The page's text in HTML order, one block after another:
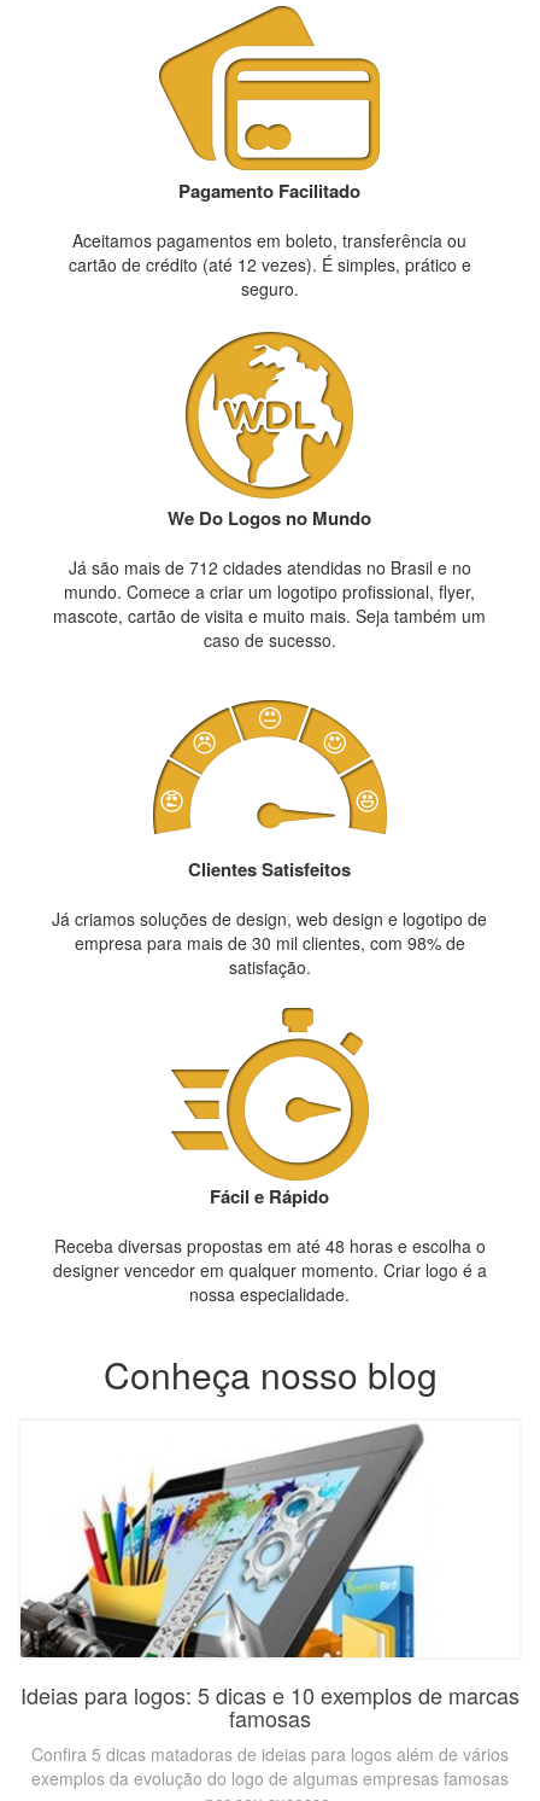
Pagamento Facilitado
Aceitamos pagamentos em boleto, transferência ou
cartão de crédito (até 12 vezes). É simples, prático e
seguro.
We Do Logos no Mundo
Já são mais de 712 cidades atendidas no Brasil e no
mundo. Comece a criar um logotipo profissional, flyer,
mascote, cartão de visita e muito mais. Seja também um
caso de sucesso.
Clientes Satisfeitos
Já criamos soluções de design, web design e logotipo de
empresa para mais de 30 mil clientes, com 98% de
satisfação.
Fácil e Rápido
Receba diversas propostas em até 48 horas e escolha o
designer vencedor em qualquer momento. Criar logo é a
nossa especialidade.
Conheça nosso blog
Ideias para logos: 5 dicas e 10 exemplos de marcas
famosas
Confira 5 dicas matadoras de ideias para logos além de vários
exemplos da evolução do logo de algumas empresas famosas